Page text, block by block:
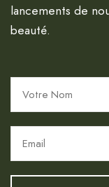
lancements de
beauté.